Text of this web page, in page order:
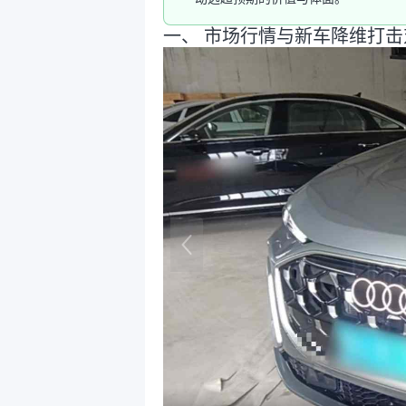
一、 市场行情与新车降维打